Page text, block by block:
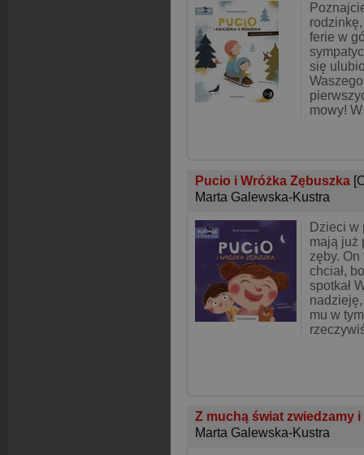
ferie w
się
mowy!
Pucio i Wróżka Zębuszka
Marta Galewska-Kustra
Dzieci w
mają już
zęby.
chciał,
spotkał
mu w
Z muchą świat zwiedzamy
Marta Galewska-Kustra